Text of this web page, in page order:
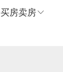
买房卖房